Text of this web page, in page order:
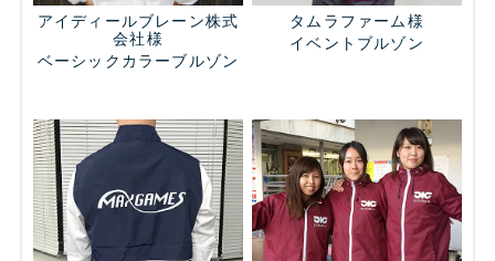
アイディールブレーン株式
会社様
ベーシックカラーブルゾン
タムラファーム様
イベントブルゾン